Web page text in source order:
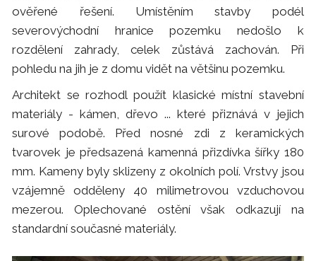
ověřené řešení. Umístěním stavby podél
severovýchodní hranice pozemku nedošlo k
rozdělení zahrady, celek zůstává zachován. Při
pohledu na jih je z domu vidět na většinu pozemku.
Architekt se rozhodl použít klasické místní stavební
materiály - kámen, dřevo ... které přiznává v jejich
surové podobě. Před nosné zdi z keramických
tvarovek je předsazená kamenná přizdívka šířky 180
mm. Kameny byly sklizeny z okolních polí. Vrstvy jsou
vzájemně odděleny 40 milimetrovou vzduchovou
mezerou. Oplechované ostění však odkazují na
standardní současné materiály.